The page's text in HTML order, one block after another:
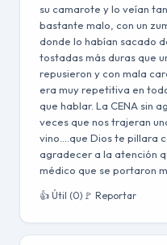
su camarote y lo veían
bastante malo, con un
donde lo habían sacado
tostadas más duras que
repusieron y con mala
era muy repetitiva en
que hablar. La CENA sin
veces que nos trajeran
vino....que Dios te pillara
agradecer a la atención
médico que se portaron
👍 Útil (0) 🚩 Reportar